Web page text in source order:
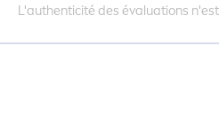
L'authenticité des évaluations